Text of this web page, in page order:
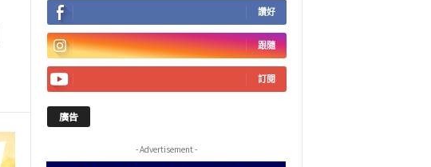
讚好
跟隨
訂閱
廣告
- Advertisement -